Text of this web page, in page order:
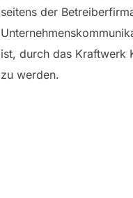
seitens der
ist, durch das Kraftwerk
zu werden.